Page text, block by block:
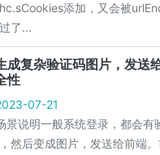
添加，又会被
了...
成复杂验证码图片，发送
性
07-21
景说明一般系统登录，都会有
然后变成图片，发送给前端